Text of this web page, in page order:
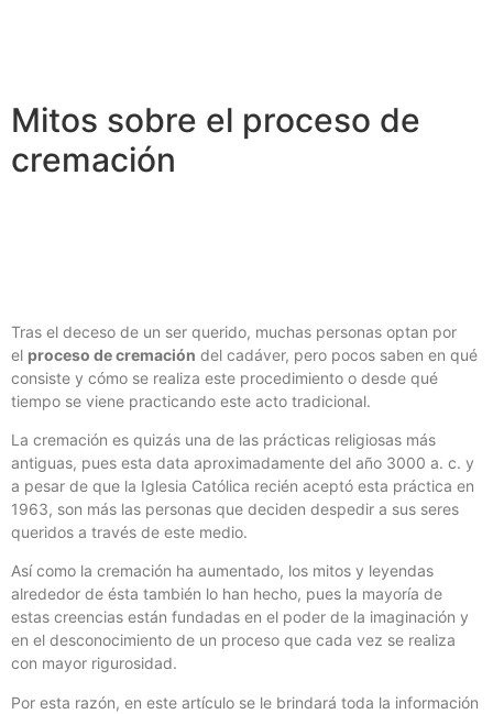
Mitos sobre el proceso de
cremación
Tras el deceso de un ser querido, muchas personas optan por
el proceso de cremación del cadáver, pero pocos saben en qué
consiste y cómo se realiza este procedimiento o desde qué
tiempo se viene practicando este acto tradicional.
La cremación es quizás una de las prácticas religiosas más
antiguas, pues esta data aproximadamente del año 3000 a. c. y
a pesar de que la Iglesia Católica recién aceptó esta práctica en
1963, son más las personas que deciden despedir a sus seres
queridos a través de este medio.
Así como la cremación ha aumentado, los mitos y leyendas
alrededor de ésta también lo han hecho, pues la mayoría de
estas creencias están fundadas en el poder de la imaginación y
en el desconocimiento de un proceso que cada vez se realiza
con mayor rigurosidad.
Por esta razón, en este artículo se le brindará toda la información